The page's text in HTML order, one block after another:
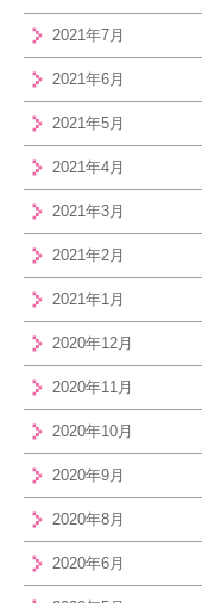
2021年7月
2021年6月
2021年5月
2021年4月
2021年3月
2021年2月
2021年1月
2020年12月
2020年11月
2020年10月
2020年9月
2020年8月
2020年6月